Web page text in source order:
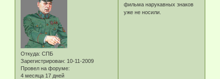
Откуда: СПБ
Зарегистрирован: 10-11-2009
Провел на форуме:
4 месяца 17 дней
фильма нарукавных знаков
уже не носили.